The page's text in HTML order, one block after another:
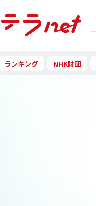
ランキング NHK財団